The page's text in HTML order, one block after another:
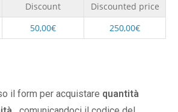
Discount
Discounted price
50,00€ 250,00€
il form per acquistare quantità